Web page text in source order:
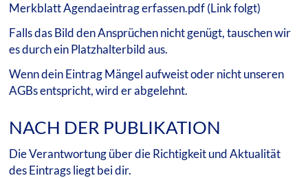
Merkblatt Agendaeintrag erfassen.pdf (Link folgt)
Falls das Bild den Ansprüchen nicht genügt, tauschen wir
es durch ein Platzhalterbild aus.
Wenn dein Eintrag Mängel aufweist oder nicht unseren
AGBs entspricht, wird er abgelehnt.
NACH DER PUBLIKATION
Die Verantwortung über die Richtigkeit und Aktualität
des Eintrags liegt bei dir.